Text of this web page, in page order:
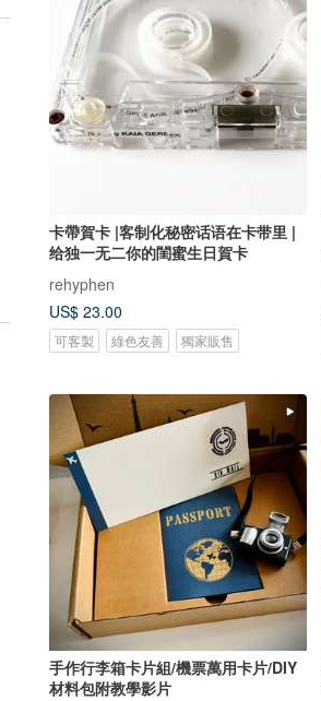
卡帶賀卡 |客制化秘密话语在卡带里 |
给独一无二你的閨蜜生日賀卡
rehyphen
US$ 23.00
可客製 綠色友善 獨家販售
手作行李箱卡片組/機票萬用卡片/DIY
材料包附教學影片